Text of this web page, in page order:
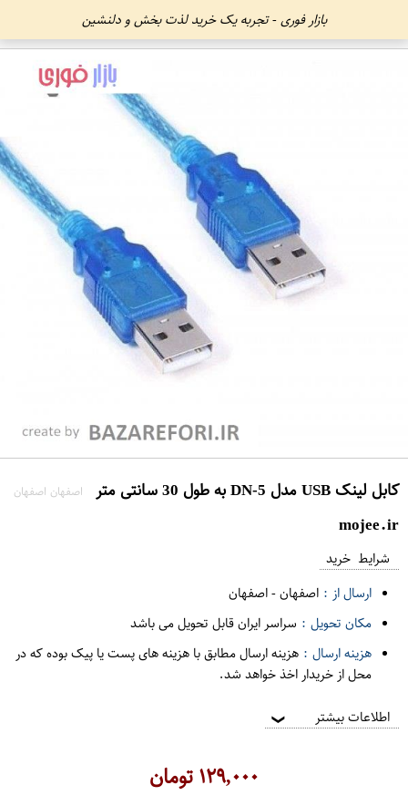
بازار فوری - تجربه یک خرید لذت بخش و دلنشین
کابل لینک USB مدل DN-5 به طول 30 سانتی متر اصفهان اصفهان
mojee.ir
شرایط خرید
ارسال از : اصفهان-اصفهان
مکان تحویل : سراسر ایران قابل تحویل می باشد
هزینه ارسال : هزینه ارسال مطابق با هزینه های پست یا پیک بوده که در
محل از خریدار اخذ خواهد شد.
اطلاعات بیشتر ❯
۱۲۹,۰۰۰تومان